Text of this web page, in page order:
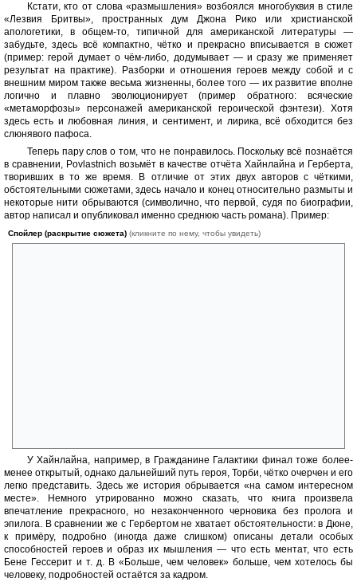
Кстати, кто от слова «размышления» возбоялся многобуквия в стиле
«Лезвия Бритвы», пространных дум Джона Рико или христианской
апологетики, в общем-то, типичной для американской литературы —
забудьте, здесь всё компактно, чётко и прекрасно вписывается в сюжет
(пример: герой думает о чём-либо, додумывает — и сразу же применяет
результат на практике). Разборки и отношения героев между собой и с
внешним миром также весьма жизненны, более того — их развитие вполне
логично и плавно эволюционирует (пример обратного: всяческие
«метаморфозы» персонажей американской героической фэнтези). Хотя
здесь есть и любовная линия, и сентимент, и лирика, всё обходится без
слюнявого пафоса.
Теперь пару слов о том, что не понравилось. Поскольку всё познаётся
в сравнении, Povlastnich возьмёт в качестве отчёта Хайнлайна и Герберта,
творивших в то же время. В отличие от этих двух авторов с чёткими,
обстоятельными сюжетами, здесь начало и конец относительно размыты и
некоторые нити обрываются (символично, что первой, судя по биографии,
автор написал и опубликовал именно среднюю часть романа). Пример:
Спойлер (раскрытие сюжета) (кликните по нему, чтобы увидеть)
У Хайнлайна, например, в Гражданине Галактики финал тоже более-
менее открытый, однако дальнейший путь героя, Торби, чётко очерчен и его
легко представить. Здесь же история обрывается «на самом интересном
месте». Немного утрированно можно сказать, что книга произвела
впечатление прекрасного, но незаконченного черновика без пролога и
эпилога. В сравнении же с Гербертом не хватает обстоятельности: в Дюне,
к примёру, подробно (иногда даже слишком) описаны детали особых
способностей героев и образ их мышления — что есть ментат, что есть
Бене Гессерит и т. д. В «Больше, чем человек» больше, чем хотелось бы
человеку, подробностей остаётся за кадром.